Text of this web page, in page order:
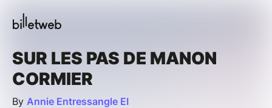
SUR LES PAS DE MANON
CORMIER
By Annie Entressangle EI